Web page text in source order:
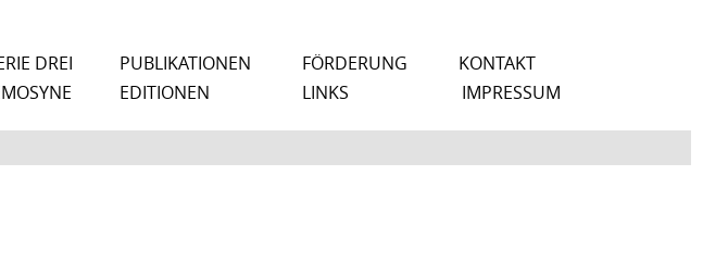
DREI PUBLIKATIONEN FÖRDERUNG
KONTAKT
EDITIONEN LINKS IMPRESSUM